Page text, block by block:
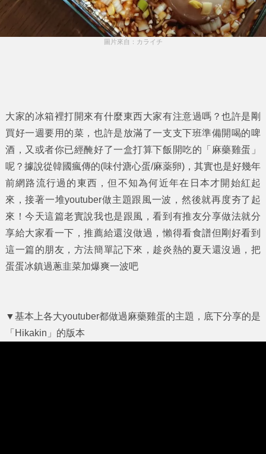
圖片來自：カライチ
大家的冰箱裡打開來有什麼東西大家有注意過嗎？也許是剛
買好一週要用的菜，也許是放滿了一支支下班準備開喝的啤
酒，又或者你已經醃好了一盒打算下飯開吃的「 麻藥雞蛋 」
呢？據說從韓國瘋傳的(味付溏心蛋/麻薬卵)，其實也是好幾年
前網路流行過的東西，但不知為何近年在日本才開始紅起
來，接著一堆youtuber做主題跟風一波，然後就再度夯了起
來！今天這篇老實說我也是跟風，看到有推友分享做法就分
享給大家看一下，推薦給還沒做過，懶得看食譜但剛好看到
這一篇的朋友，方法簡單記下來，趁炎熱的夏天還沒過，把
蛋蛋冰鎮過蔥韭菜加爆爽一波吧
▼基本上各大youtuber都做過麻藥雞蛋的主題，底下分享的是
「Hikakin」的版本